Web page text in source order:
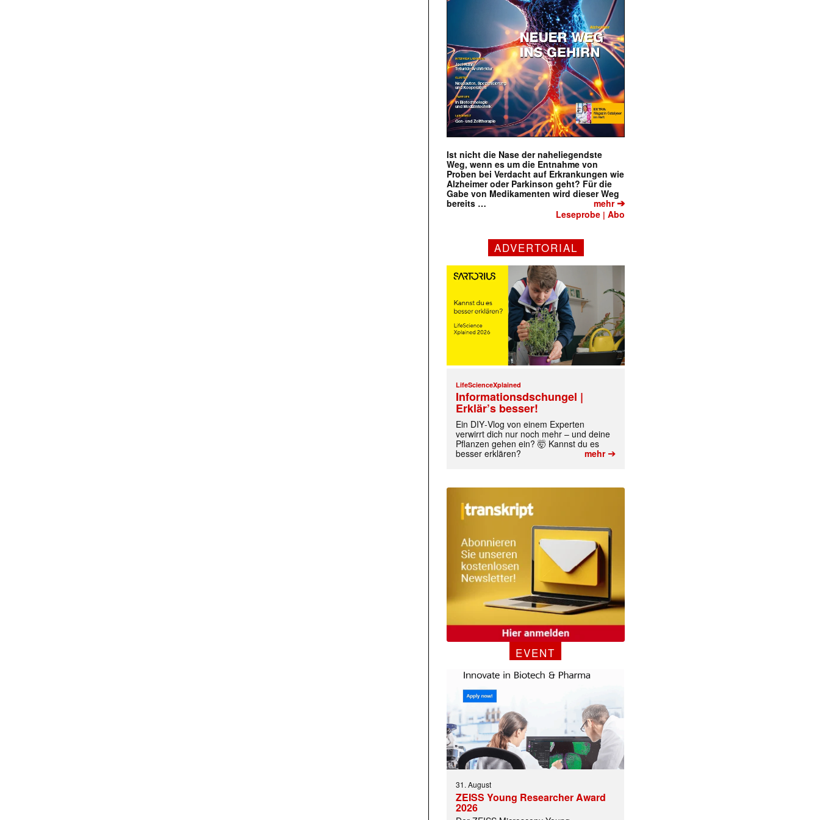
Ist nicht die Nase der naheliegendste
Weg, wenn es um die Entnahme von
Proben bei Verdacht auf Erkrankungen wie
Alzheimer oder Parkinson geht? Für die
Gabe von Medikamenten wird dieser Weg
bereits …
mehr➔
Leseprobe |Abo
ADVERTORIAL
LifeScienceXplained
Informationsdschungel |
Erklär’s besser!
Ein DIY‑Vlog von einem Experten
verwirrt dich nur noch mehr – und deine
Pflanzen gehen ein? 🤯 Kannst du es
besser erklären?
mehr➔
EVENT
31. August
ZEISS Young Researcher Award
2026